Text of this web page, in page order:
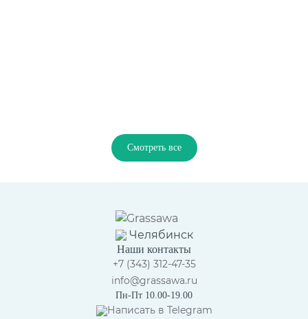
Смотреть все
Челябинск
Наши контакты
+7 (343) 312-47-35
info@grassawa.ru
Пн-Пт 10.00-19.00
Написать в Telegram